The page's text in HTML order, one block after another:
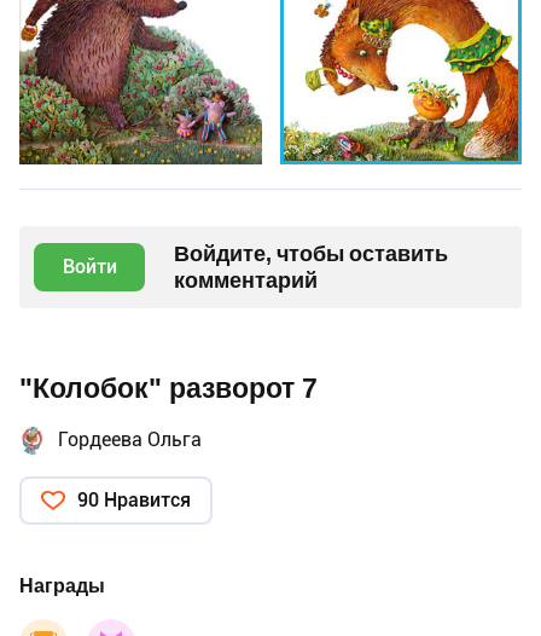
Войти
Войдите, чтобы оставить
комментарий
"Колобок" разворот 7
Гордеева Ольга
90 Нравится
Награды